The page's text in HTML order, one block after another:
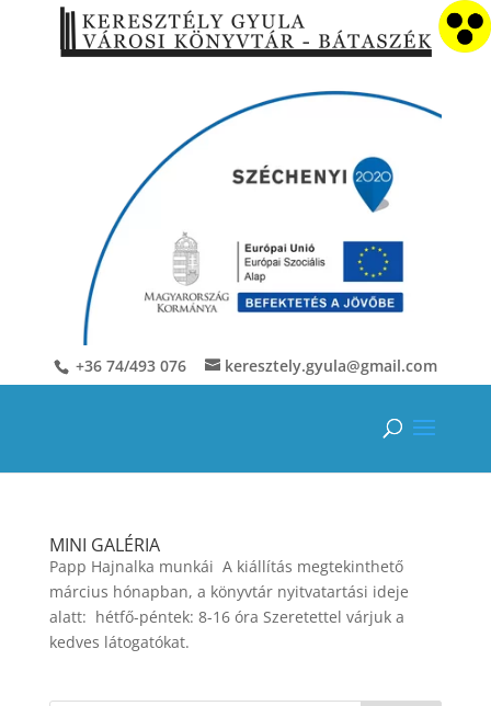
+36 74/493 076 keresztely.gyula@gmail.com
MINI GALÉRIA
Papp Hajnalka munkái A kiállítás megtekinthető
március hónapban, a könyvtár nyitvatartási ideje
alatt: hétfő-péntek: 8-16 óra Szeretettel várjuk a
kedves látogatókat.